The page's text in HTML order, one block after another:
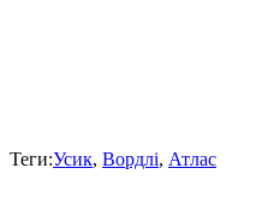
Теги:Усик, Вордлі, Атлас